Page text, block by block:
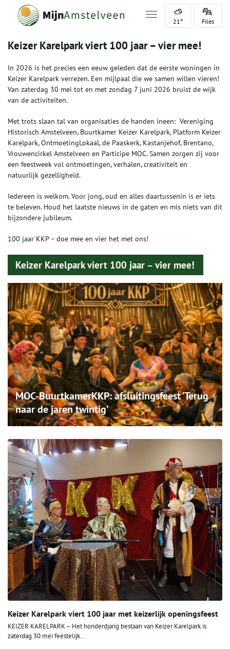
Toggle navigation
21° Files
Keizer Karelpark viert 100 jaar – vier mee!
In 2026 is het precies een eeuw geleden dat de eerste woningen in
Keizer Karelpark verrezen. Een mijlpaal die we samen willen vieren!
Van zaterdag 30 mei tot en met zondag 7 juni 2026 bruist de wijk
van de activiteiten.
Met trots slaan tal van organisaties de handen ineen: Vereniging
Historisch Amstelveen, Buurtkamer Keizer Karelpark, Platform Keizer
Karelpark, OntmoetingLokaal, de Paaskerk, Kastanjehof, Brentano,
Vrouwencirkel Amstelveen en Participe MOC. Samen zorgen zij voor
een feestweek vol ontmoetingen, verhalen, creativiteit en
natuurlijk gezelligheid.
Iedereen is welkom. Voor jong, oud en alles daartussenin is er iets
te beleven. Houd het laatste nieuws in de gaten en mis niets van dit
bijzondere jubileum.
100 jaar KKP – doe mee en vier het met ons!
Keizer Karelpark viert 100 jaar – vier mee!
MOC-BuurtkamerKKP: afsluitingsfeest ’Terug
naar de jaren twintig’
Keizer Karelpark viert 100 jaar met keizerlijk openingsfeest
KEIZER KARELPARK – Het honderdjarig bestaan van Keizer Karelpark is
zaterdag 30 mei feestelijk...